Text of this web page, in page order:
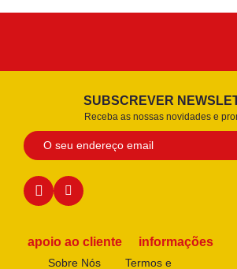
SUBSCREVER
Receba as nossas novidades e
apoio ao cliente
Sobre Nós
informações
Termos e